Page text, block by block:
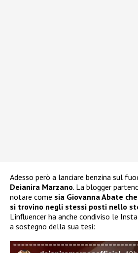
Adesso però a lanciare benzina sul
Deianira Marzano. La blogger
notare come sia Giovanna Abate
si trovino negli stessi posti nello
L’influencer ha anche condiviso le
a sostegno della sua tesi: